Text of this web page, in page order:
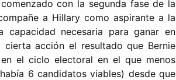
con la segunda fase de la
a Hillary como aspirante a la
capacidad necesaria para ganar en
acción el resultado que Bernie
el ciclo electoral en el que menos
6 candidatos viables) desde que